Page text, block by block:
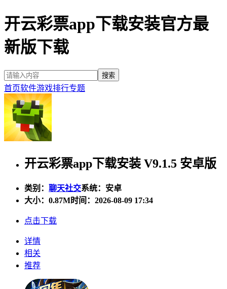
开云彩票app下载安装官方最
新版下载
首页软件游戏排行专题
开云彩票app下载安装 V9.1.5 安卓版
类别： 聊天社交系统：安卓
大小： 0.87M时间：2026-08-09 17:34
点击下载
详情
相关
推荐